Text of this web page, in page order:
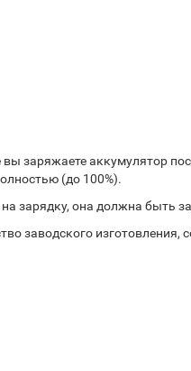
заряжаете аккумулятор
(до 100%).
зарядку, она должна быть
заводского